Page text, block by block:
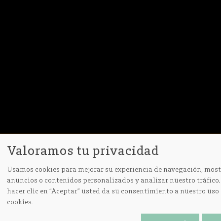
Valoramos tu privacidad
Usamos cookies para mejorar su experiencia de navegación,
anuncios o contenidos personalizados y analizar nuestro
hacer clic en “Aceptar” usted da su consentimiento a nuestro uso
cookies.